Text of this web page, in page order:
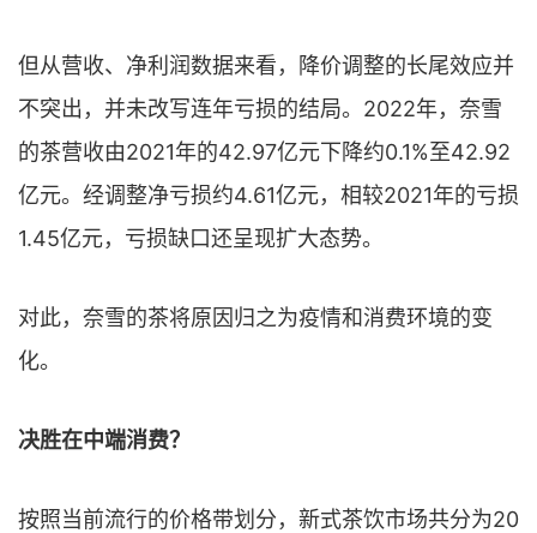
但从营收、净利润数据来看，降价调整的长尾效应并
不突出，并未改写连年亏损的结局。2022年，奈雪
的茶营收由2021年的42.97亿元下降约0.1%至42.92
亿元。经调整净亏损约4.61亿元，相较2021年的亏损
1.45亿元，亏损缺口还呈现扩大态势。
对此，奈雪的茶将原因归之为疫情和消费环境的变
化。
决胜在中端消费？
按照当前流行的价格带划分，新式茶饮市场共分为20